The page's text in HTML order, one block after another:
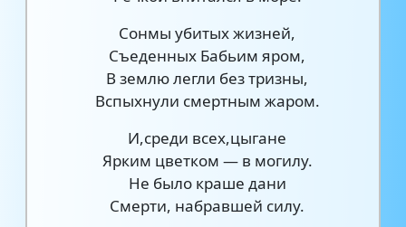
Сонмы убитых жизней,
Съеденных Бабьим яром,
В землю легли без тризны,
Вспыхнули смертным жаром.
И,среди всех,цыгане
Ярким цветком — в могилу.
Не было краше дани
Смерти, набравшей силу.